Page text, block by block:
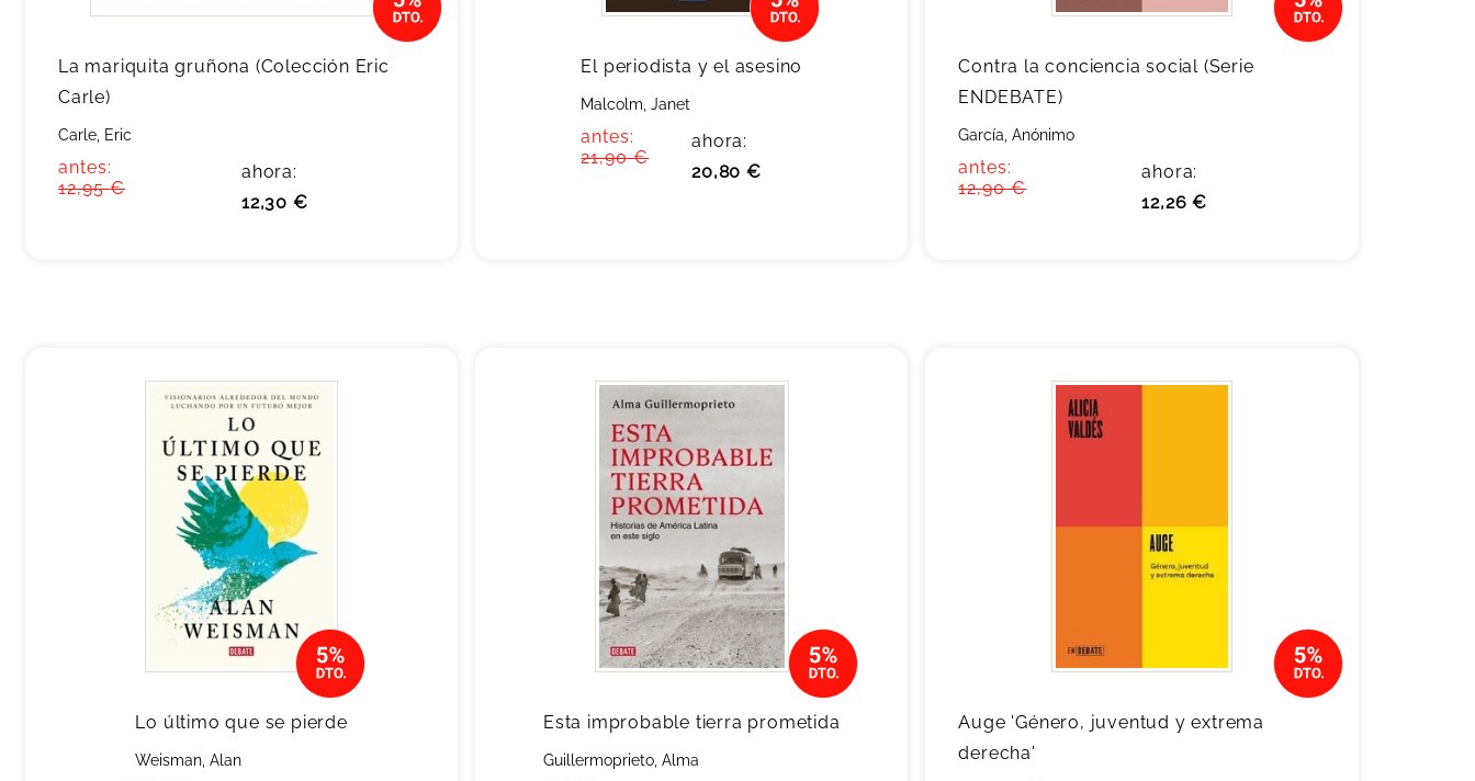
La mariquita gruñona (Colección Eric
Carle)
Carle, Eric
antes:
12,95 €
ahora:
12,30 €
El periodista y el asesino
Malcolm, Janet
antes:
21,90 €
ahora:
20,80 €
Contra la conciencia social (Serie
ENDEBATE)
García, Anónimo
antes:
12,90 €
ahora:
12,26 €
Lo último que se pierde
Weisman, Alan
Esta improbable tierra prometida
Guillermoprieto, Alma
Auge 'Género, juventud y extrema
derecha'